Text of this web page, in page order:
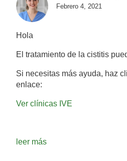
Febrero 4, 2021
Hola
El tratamiento de la cistitis
Si necesitas más ayuda, haz
enlace:
Ver clínicas IVE
leer más